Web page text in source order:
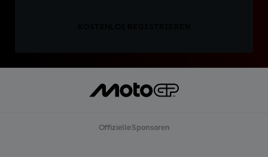
Offizielle Sponsoren